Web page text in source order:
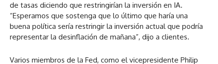
de tasas diciendo que restringirían la inversión en IA.
“Esperamos que sostenga que lo último que haría una
buena política sería restringir la inversión actual que podría
representar la desinflación de mañana”, dijo a clientes.
Varios miembros de la Fed, como el vicepresidente Philip